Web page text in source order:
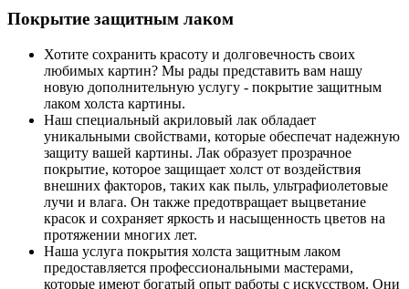
Покрытие защитным лаком
Хотите сохранить красоту и долговечность своих
любимых картин? Мы рады представить вам нашу
новую дополнительную услугу - покрытие защитным
лаком холста картины.
Наш специальный акриловый лак обладает
уникальными свойствами, которые обеспечат надежную
защиту вашей картины. Лак образует прозрачное
покрытие, которое защищает холст от воздействия
внешних факторов, таких как пыль, ультрафиолетовые
лучи и влага. Он также предотвращает выцветание
красок и сохраняет яркость и насыщенность цветов на
протяжении многих лет.
Наша услуга покрытия холста защитным лаком
предоставляется профессиональными мастерами,
которые имеют богатый опыт работы с искусством. Они